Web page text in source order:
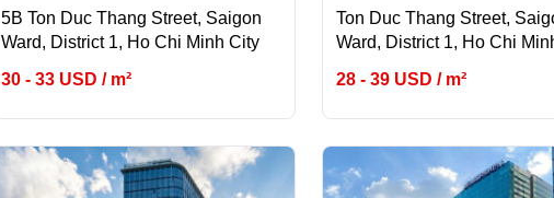
5B Ton Duc Thang Street, Saigon
Ward, District 1, Ho Chi Minh City
30 - 33 USD / m²
Ton Duc Thang Street,
Ward, District 1, Ho Chi
28 - 39 USD / m²